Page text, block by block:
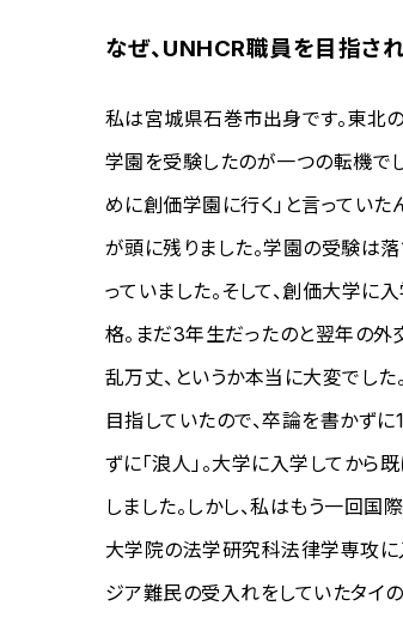
なぜ、UNHCR職員を目指さ
私は宮城県石巻市出身です。東北
学園を受験したのが一つの転機で
めに創価学園に行く」と言っていた
が頭に残りました。学園の受験は
っていました。そして、創価大学
格。まだ3年生だったのと翌年の外
乱万丈、というか本当に大変でした
目指していたので、卒論を書かず
ずに「浪人」。大学に入学してか
しました。しかし、私はもう一回
大学院の法学研究科法律学専攻に
ジア難民の受入れをしていたタイ